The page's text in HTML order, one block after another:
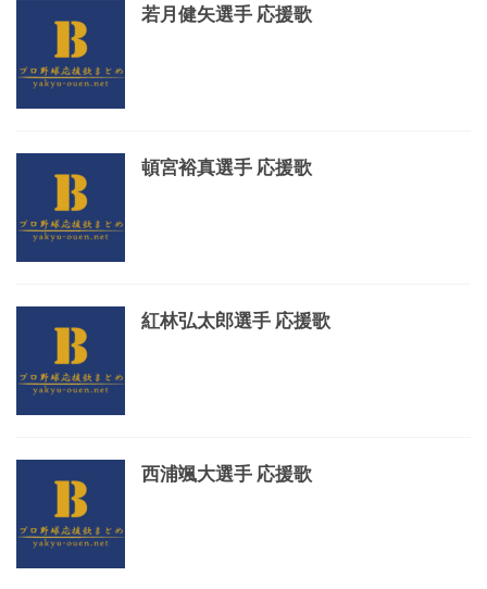
若月健矢選手 応援歌
頓宮裕真選手 応援歌
紅林弘太郎選手 応援歌
西浦颯大選手 応援歌